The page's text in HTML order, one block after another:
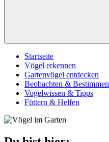
Startseite
Vögel erkennen
Gartenvögel entdecken
Beobachten & Bestimmen
Vogelwissen & Tipps
Füttern & Helfen